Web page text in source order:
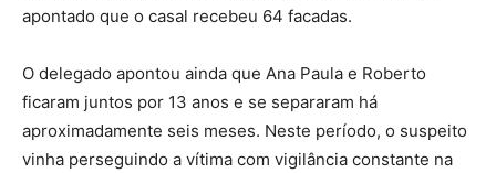
apontado que o casal recebeu 64 facadas.
O delegado apontou ainda que Ana Paula e Roberto
ficaram juntos por 13 anos e se separaram há
aproximadamente seis meses. Neste período, o suspeito
vinha perseguindo a vítima com vigilância constante na